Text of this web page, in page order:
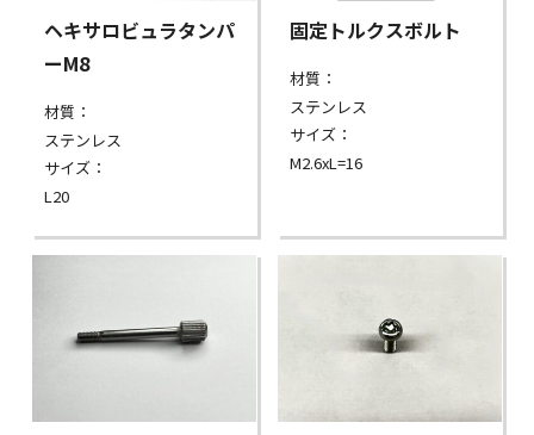
ヘキサロビュラタンパ
ーM8
材質：
ステンレス
サイズ：
L20
固定トルクスボルト
材質：
ステンレス
サイズ：
M2.6xL=16